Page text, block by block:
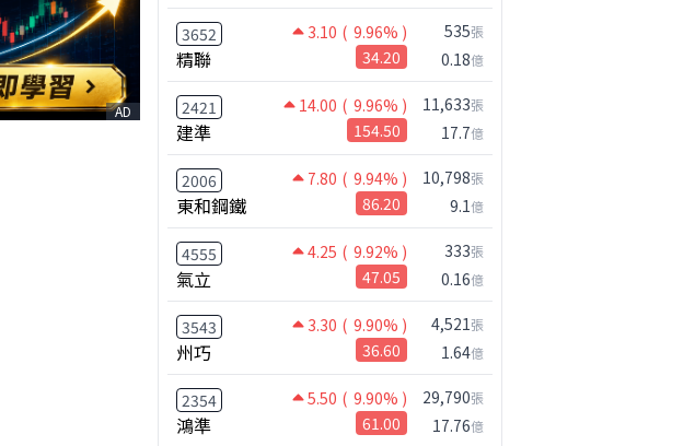
AD
3652 3.10 ( 9.96% )
精聯 34.20
535張
0.18億
2421 14.00 ( 9.96% )
建準 154.50
11,633張
17.7億
2006 7.80 ( 9.94% )
東和鋼鐵 86.20
10,798張
9.1億
4555 4.25 ( 9.92% )
氣立 47.05
333張
0.16億
3543 3.30 ( 9.90% )
州巧 36.60
4,521張
1.64億
2354 5.50 ( 9.90% )
鴻準 61.00
29,790張
17.76億